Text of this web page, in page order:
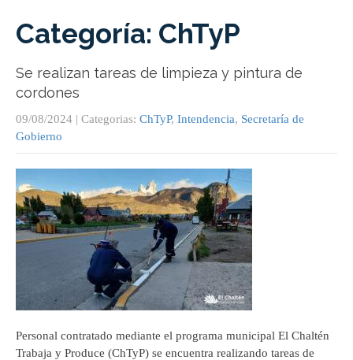
Categoría: ChTyP
Se realizan tareas de limpieza y pintura de
cordones
09/08/2024 | Categorias: ChTyP, Intendencia, Secretaría de
Gobierno
Personal contratado mediante el programa municipal El Chaltén
Trabaja y Produce (ChTyP) se encuentra realizando tareas de